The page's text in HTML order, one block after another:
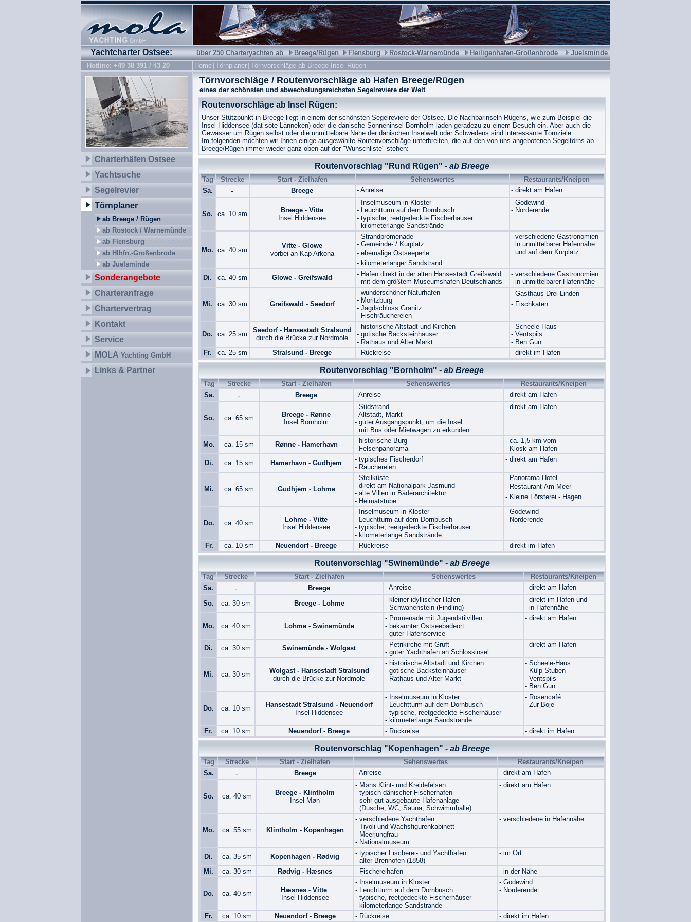
Yachtcharter Ostsee: über 250 Charteryachtenab Breege/Rügen Flensburg Rostock-Warnemünde Heiligenhafen-Großenbrode
Juelsminde
Hotline: +49 38 391 / 43 20
Home Törnplaner Törnvorschläge ab Breege Insel Rügen
Charterhäfen Ostsee
Yachtsuche
Segelrevier
Törnplaner
ab Breege / Rügen
ab Rostock / Warnemünde
ab Flensburg
ab Hlhfn.-Großenbrode
ab Juelsminde
Sonderangebote
Charteranfrage
Chartervertrag
Kontakt
Service
MOLA Yachting GmbH
Links & Partner
Törnvorschläge / Routenvorschläge ab Hafen Breege/Rügen
eines der schönsten und abwechslungsreichsten Segelreviere der Welt
Routenvorschläge ab Insel Rügen:
Unser Stützpunkt in Breege liegt in einem der schönsten Segelreviere der Ostsee. Die Nachbarinseln Rügens, wie zum Beispiel die
Insel Hiddensee (dat söte Länneken) oder die dänische Sonneninsel Bornholm laden geradezu zu einem Besuch ein. Aber auch die
Gewässer um Rügen selbst oder die unmittelbare Nähe der dänischen Inselwelt oder Schwedens sind interessante Törnziele.
Im folgenden möchten wir Ihnen einige ausgewählte Routenvorschläge unterbreiten, die auf den von uns angebotenen Segeltörns ab
Breege/Rügen immer wieder ganz oben auf der "Wunschliste" stehen:
Routenvorschlag "Rund Rügen" - ab Breege
Tag Strecke Start - Zielhafen Sehenswertes
Restaurants/Kneipen
Sa.
- Breege - Anreise - direkt am Hafen
So. ca. 10 sm
Breege - Vitte
Insel Hiddensee
- Inselmuseum in Kloster
- Leuchtturm auf dem Dornbusch
- typische, reetgedeckte Fischerhäuser
- kilometerlange Sandstrände
- Godewind
- Norderende
Mo. ca. 40 sm
Vitte - Glowe
vorbei an Kap Arkona
- Strandpromenade
- Gemeinde- / Kurplatz
- ehemalige Ostseeperle
- kilometerlanger Sandstrand
- verschiedene Gastronomien
in unmittelbarer Hafennähe
und auf dem Kurplatz
Di. ca. 40 sm Glowe - Greifswald
- Hafen direkt in der alten Hansestadt Greifswald
mit dem größtem Museumshafen Deutschlands
- verschiedene Gastronomien
in unmittelbarer Hafennähe
Mi. ca. 30 sm Greifswald - Seedorf
- wunderschöner Naturhafen
- Moritzburg
- Jagdschloss Granitz
- Fischräuchereien
- Gasthaus Drei Linden
- Fischkaten
Do. ca. 25 sm
Seedorf - Hansestadt Stralsund
durch die Brücke zur Nordmole
- historische Altstadt und Kirchen
- gotische Backsteinhäuser
- Rathaus und Alter Markt
- Scheele-Haus
- Ventspils
- Ben Gun
Fr.
ca. 25 sm Stralsund - Breege - Rückreise - direkt im Hafen
Routenvorschlag "Bornholm" - ab Breege
Tag Strecke Start - Zielhafen Sehenswertes
Restaurants/Kneipen
Sa.
- Breege - Anreise - direkt am Hafen
So. ca. 65 sm
Breege - Rønne
Insel Bornholm
- Südstrand
- Altstadt, Markt
- guter Ausgangspunkt, um die Insel
mit Bus oder Mietwagen zu erkunden
- direkt am Hafen
Mo. ca. 15 sm Rønne - Hamerhavn
- historische Burg
- Felsenpanorama
- ca. 1,5 km vom
- Kiosk am Hafen
Di.
ca. 15 sm Hamerhavn - Gudhjem
- typisches Fischerdorf
- Räuchereien
- direkt am Hafen
Mi. ca. 65 sm Gudhjem - Lohme
- Steilküste
- direkt am Nationalpark Jasmund
- alte Villen in Bäderarchitektur
- Heimatstube
- Panorama-Hotel
- Restaurant Am Meer
- Kleine Försterei - Hagen
Do. ca. 40 sm
Lohme - Vitte
Insel Hiddensee
- Inselmuseum in Kloster
- Leuchtturm auf dem Dornbusch
- typische, reetgedeckte Fischerhäuser
- kilometerlange Sandstrände
- Godewind
- Norderende
Fr. ca. 10 sm Neuendorf - Breege - Rückreise - direkt im Hafen
Routenvorschlag "Swinemünde" - ab Breege
Tag Strecke Start - Zielhafen Sehenswertes
Restaurants/Kneipen
Sa.
- Breege - Anreise - direkt am Hafen
So. ca. 30 sm Breege - Lohme
- kleiner idyllischer Hafen
- Schwanenstein (Findling)
- direkt im Hafen und
in Hafennähe
Mo. ca. 40 sm Lohme - Swinemünde
- Promenade mit Jugendstilvillen
- bekannter Ostseebadeort
- guter Hafenservice
- direkt am Hafen
Di. ca. 30 sm Swinemünde - Wolgast
- Petrikirche mit Gruft
- guter Yachthafen an Schlossinsel
- direkt am Hafen
Mi. ca. 30 sm
Wolgast - Hansestadt Stralsund
durch die Brücke zur Nordmole
- historische Altstadt und Kirchen
- gotische Backsteinhäuser
- Rathaus und Alter Markt
- Scheele-Haus
- Külp-Stuben
- Ventspils
- Ben Gun
Do. ca. 10 sm
Hansestadt Stralsund - Neuendorf
Insel Hiddensee
- Inselmuseum in Kloster
- Leuchtturm auf dem Dornbusch
- typische, reetgedeckte Fischerhäuser
- kilometerlange Sandstrände
- Rosencafé
- Zur Boje
Fr. ca. 10 sm Neuendorf - Breege - Rückreise - direkt im Hafen
Routenvorschlag "Kopenhagen" - ab Breege
Tag Strecke Start - Zielhafen Sehenswertes
Restaurants/Kneipen
Sa.
- Breege - Anreise - direkt am Hafen
So. ca. 40 sm
Breege - Klintholm
Insel Møn
- Møns Klint- und Kreidefelsen
- typisch dänischer Fischerhafen
- sehr gut ausgebaute Hafenanlage
(Dusche, WC, Sauna, Schwimmhalle)
- direkt am Hafen
Mo. ca. 55 sm Klintholm - Kopenhagen
- verschiedene Yachthäfen
- Tivoli und Wachsfigurenkabinett
- Meerjungfrau
- Nationalmuseum
- verschiedene in Hafennähe
Di. ca. 35 sm Kopenhagen - Rødvig
- typischer Fischerei- und Yachthafen
- alter Brennofen (1858)
- im Ort
Mi. ca. 30 sm Rødvig - Hæsnes - Fischereihafen - in der Nähe
Do. ca. 40 sm
Hæsnes - Vitte
Insel Hiddensee
- Inselmuseum in Kloster
- Leuchtturm auf dem Dornbusch
- typische, reetgedeckte Fischerhäuser
- kilometerlange Sandstrände
- Godewind
- Norderende
Fr. ca. 10 sm Neuendorf - Breege - Rückreise - direkt im Hafen